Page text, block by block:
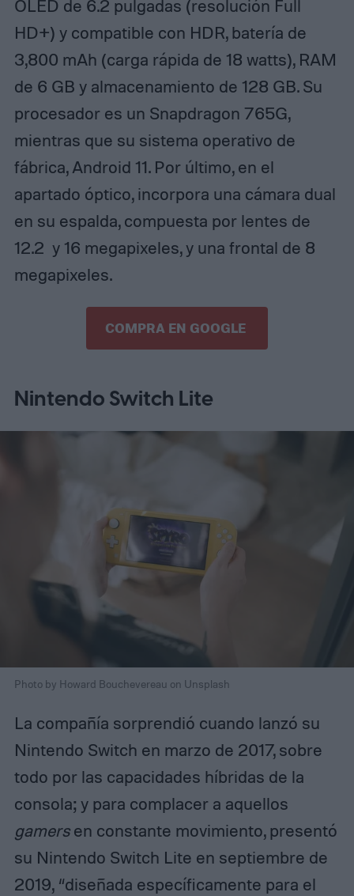
OLED de 6.2 pulgadas (resolución Full
HD+) y compatible con HDR, batería de
3,800 mAh (carga rápida de 18 watts), RAM
de 6 GB y almacenamiento de 128 GB. Su
procesador es un Snapdragon 765G,
mientras que su sistema operativo de
fábrica, Android 11. Por último, en el
apartado óptico, incorpora una cámara dual
en su espalda, compuesta por lentes de
12.2 y 16 megapixeles, y una frontal de 8
megapixeles.
COMPRA EN GOOGLE
Nintendo Switch Lite
Photo by Howard Bouchevereau on Unsplash
La compañía sorprendió cuando lanzó su
Nintendo Switch en marzo de 2017, sobre
todo por las capacidades híbridas de la
consola; y para complacer a aquellos
gamersen constante movimiento, presentó
su Nintendo Switch Lite en septiembre de
2019, “diseñada específicamente para el